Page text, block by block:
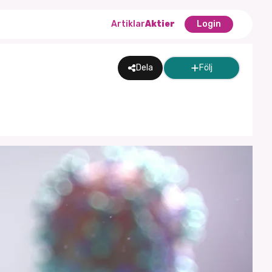
ArtiklarAktier Login
Dela Följ